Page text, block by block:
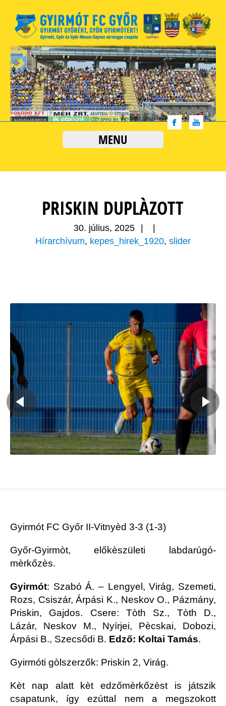
MENU
PRISKIN DUPLÀZOTT
30. július, 2025
Hírarchívum, kepes_hirek_1920, slider
Gyirmót FC Győr II-Vitnyèd 3-3 (1-3)
Győr-Gyirmòt, előkèszületi labdarúgó-
mèrkőzès.
Gyirmót: Szabó Á. – Lengyel, Virág, Szemeti,
Rozs, Csiszár, Árpási K., Neskov O., Pázmány,
Priskin, Gajdos. Csere: Tòth Sz., Tòth D.,
Lázár, Neskov M., Nyírjei, Pècskai, Dobozi,
Árpási B., Szecsődi B. Edző: Koltai Tamás.
Gyirmóti gòlszerzők: Priskin 2, Virág.
Kèt nap alatt kèt edzőmèrkőzèst is játszik
csapatunk, így ezúttal nem a megszokott